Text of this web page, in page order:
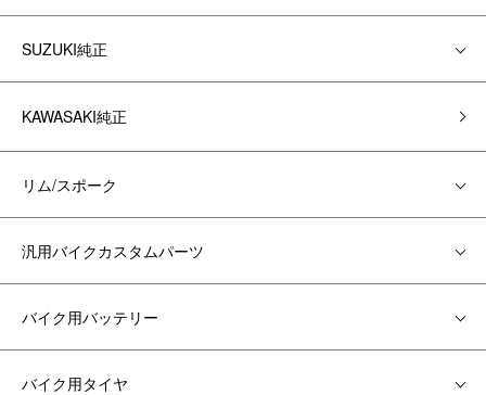
SUZUKI純正
KAWASAKI純正
リム/スポーク
汎用バイクカスタムパーツ
バイク用バッテリー
バイク用タイヤ